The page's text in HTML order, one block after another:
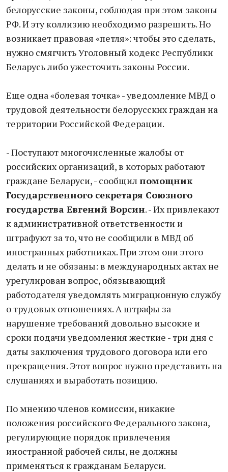
белорусские законы, соблюдая при этом законы
РФ. И эту коллизию необходимо разрешить. Но
возникает правовая «петля»: чтобы это сделать,
нужно смягчить Уголовный кодекс Республики
Беларусь либо ужесточить законы России.
Еще одна «болевая точка» - уведомление МВД о
трудовой деятельности белорусских граждан на
территории Российской Федерации.
- Поступают многочисленные жалобы от
российских организаций, в которых работают
граждане Беларуси, - сообщил помощник
Государственного секретаря Союзного
государства Евгений Ворсин. - Их привлекают
к административной ответственности и
штрафуют за то, что не сообщили в МВД об
иностранных работниках. При этом они этого
делать и не обязаны: в международных актах не
урегулирован вопрос, обязывающий
работодателя уведомлять миграционную службу
о трудовых отношениях. А штрафы за
нарушение требований довольно высокие и
сроки подачи уведомления жесткие - три дня с
даты заключения трудового договора или его
прекращения. Этот вопрос нужно представить на
слушаниях и выработать позицию.
По мнению членов комиссии, никакие
положения российского Федерального закона,
регулирующие порядок привлечения
иностранной рабочей силы, не должны
применяться к гражданам Беларуси.